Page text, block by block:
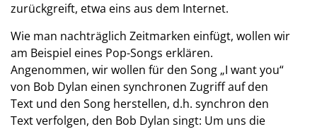
zurückgreift, etwa eins aus dem Internet.
Wie man nachträglich Zeitmarken einfügt, wollen wir
am Beispiel eines Pop-Songs erklären.
Angenommen, wir wollen für den Song „I want you“
von Bob Dylan einen synchronen Zugriff auf den
Text und den Song herstellen, d.h. synchron den
Text verfolgen, den Bob Dylan singt: Um uns die